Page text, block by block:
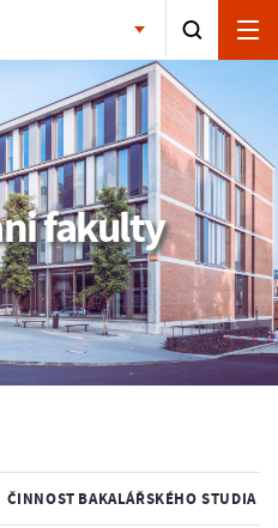
fakulty
BAKALÁŘSKÉHO STUDIA